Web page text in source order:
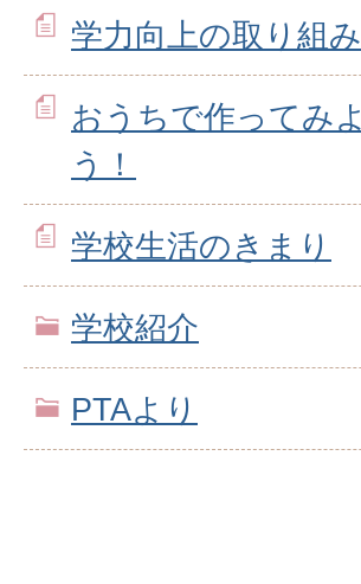
学力向上の取り組み
おうちで作ってみよ
う！
学校生活のきまり
学校紹介
PTAより